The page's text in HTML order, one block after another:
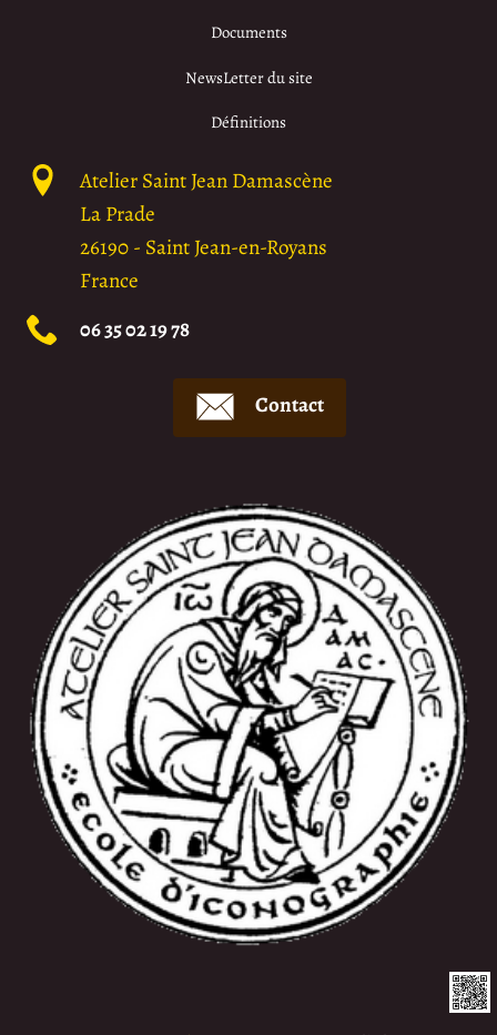
Documents
NewsLetter du site
Définitions
Atelier Saint Jean Damascène
La Prade
26190- Saint Jean-en-Royans
France
06 35 02 19 78
Contact